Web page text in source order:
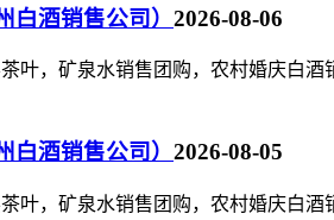
白酒销售公司） 2026-08-06
叶，矿泉水销售团购，农村婚庆白
白酒销售公司） 2026-08-05
叶，矿泉水销售团购，农村婚庆白